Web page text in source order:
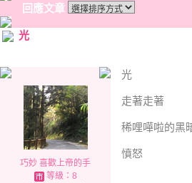
回應文章
光
巧妙 喜歡上帝的手
等級：8
光
走著走著
稀哩嘩啦的黑
憤怒